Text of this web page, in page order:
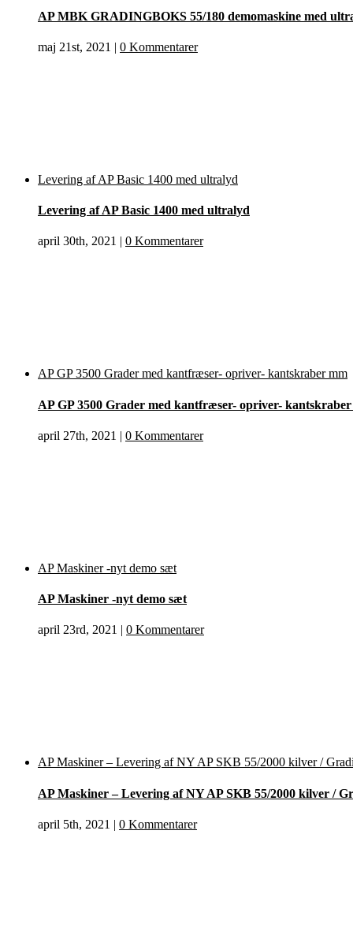
AP MBK GRADINGBOKS 55/180 demomaskine med
maj 21st, 2021 | 0 Kommentarer
Levering af AP Basic 1400 med ultralyd
Levering af AP Basic 1400 med ultralyd
april 30th, 2021 | 0 Kommentarer
AP GP 3500 Grader med kantfræser- opriver- kantskraber mm
AP GP 3500 Grader med kantfræser- opriver-
april 27th, 2021 | 0 Kommentarer
AP Maskiner -nyt demo sæt
AP Maskiner -nyt demo sæt
april 23rd, 2021 | 0 Kommentarer
AP Maskiner – Levering af NY AP SKB 55/2000 kilver /
AP Maskiner – Levering af NY AP SKB 55/2000 kilver /
april 5th, 2021 | 0 Kommentarer